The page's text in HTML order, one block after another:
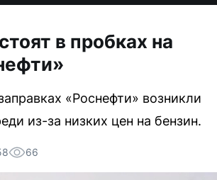
в пробках на
«Роснефти» возникли
из-за низких цен на бензин.
66